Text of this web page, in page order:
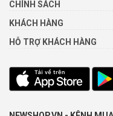
CHÍNH SÁCH
KHÁCH HÀNG
HỖ TRỢ KHÁCH HÀNG